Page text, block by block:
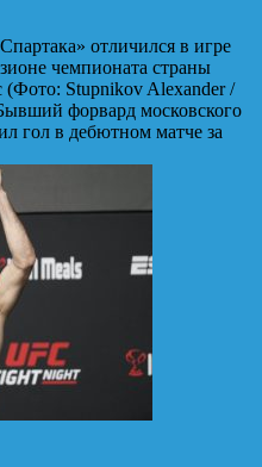
отличился в игре
чемпионата страны
Stupnikov Alexander /
форвард московского
гол в дебютном матче за